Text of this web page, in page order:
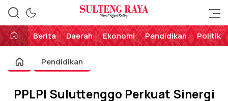
Sulteng Raya
Perekat Rakyat Sulteng
Berita
Daerah Ekonomi Pendidikan Politik
Pendidikan
PPLPI Suluttenggo Perkuat Sinergi